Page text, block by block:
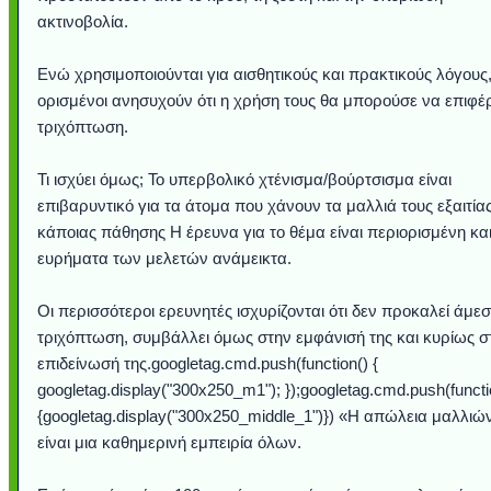
ακτινοβολία.
Ενώ χρησιμοποιούνται για αισθητικούς και πρακτικούς λόγους,
ορισμένοι ανησυχούν ότι η χρήση τους θα μπορούσε να
τριχόπτωση.
Τι ισχύει όμως; Το υπερβολικό χτένισμα/βούρτσισμα είναι
επιβαρυντικό για τα άτομα που χάνουν τα μαλλιά τους
κάποιας πάθησης Η έρευνα για το θέμα είναι περιορισμένη
ευρήματα των μελετών ανάμεικτα.
Οι περισσότεροι ερευνητές ισχυρίζονται ότι δεν προκαλεί
τριχόπτωση, συμβάλλει όμως στην εμφάνισή της και κυρίως
επιδείνωσή της.googletag.cmd.push(function() {
googletag.display("300x250_m1");
{googletag.display("300x250_middle_1")}) «Η απώλεια
είναι μια καθημερινή εμπειρία όλων.
τα μαλλιά
Σταθμός: Ο
το παράθυρό
καταιγίδα
από
στην
Αθήνας από το
που κάνει το
φωτίσει τη Γη
κι απ' το
λεοπάρδαλη
μωρό
Νορβηγία που